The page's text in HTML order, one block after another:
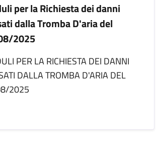
per la Richiesta dei danni
dalla Tromba D'aria del
2025
PER LA RICHIESTA DEI DANNI
DALLA TROMBA D'ARIA DEL
2025